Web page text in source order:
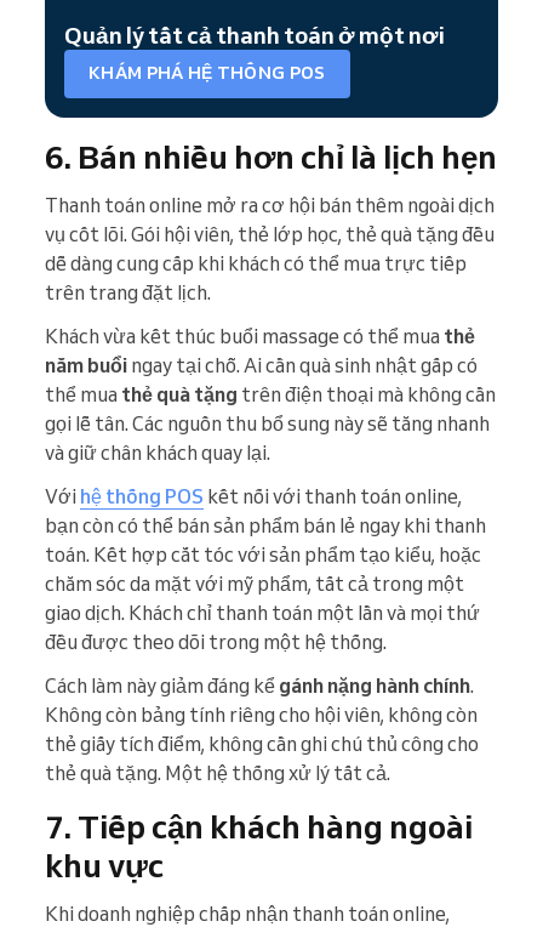
Quản lý tất cả thanh toán ở một nơi
KHÁM PHÁ HỆ THỐNG POS
6. Bán nhiều hơn chỉ là lịch hẹn
Thanh toán online mở ra cơ hội bán thêm ngoài dịch
vụ cốt lõi. Gói hội viên, thẻ lớp học, thẻ quà tặng đều
dễ dàng cung cấp khi khách có thể mua trực tiếp
trên trang đặt lịch.
Khách vừa kết thúc buổi massage có thể mua thẻ
năm buổi ngay tại chỗ. Ai cần quà sinh nhật gấp có
thể mua thẻ quà tặng trên điện thoại mà không cần
gọi lễ tân. Các nguồn thu bổ sung này sẽ tăng nhanh
và giữ chân khách quay lại.
Với hệ thống POS kết nối với thanh toán online,
bạn còn có thể bán sản phẩm bán lẻ ngay khi thanh
toán. Kết hợp cắt tóc với sản phẩm tạo kiểu, hoặc
chăm sóc da mặt với mỹ phẩm, tất cả trong một
giao dịch. Khách chỉ thanh toán một lần và mọi thứ
đều được theo dõi trong một hệ thống.
Cách làm này giảm đáng kể gánh nặng hành chính.
Không còn bảng tính riêng cho hội viên, không còn
thẻ giấy tích điểm, không cần ghi chú thủ công cho
thẻ quà tặng. Một hệ thống xử lý tất cả.
7. Tiếp cận khách hàng ngoài
khu vực
Khi doanh nghiệp chấp nhận thanh toán online,